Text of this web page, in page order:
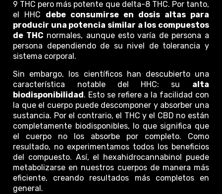
9 THC pero más potente que delta-8 THC. Por tanto,
el HHC debe consumirse en dosis altas para
producir una potencia similar a los compuestos
de THC normales, aunque esto varía de persona a
persona dependiendo de su nivel de tolerancia y
sistema corporal.
Sin embargo, los científicos han descubierto una
característica notable del HHC: su alta
biodisponibilidad. Esto se refiere a la facilidad con
la que el cuerpo puede descomponer y absorber una
sustancia. Por el contrario, el THC y el CBD no están
completamente biodisponibles, lo que significa que
el cuerpo no los absorbe por completo. Como
resultado, no experimentamos todos los beneficios
del compuesto. Así, el hexahidrocannabinol puede
metabolizarse en nuestros cuerpos de manera más
eficiente, creando resultados más completos en
general.